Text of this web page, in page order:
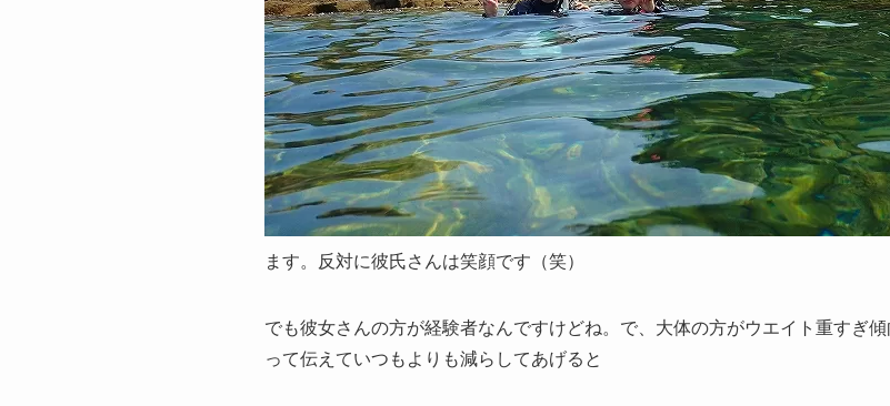
ます。反対に彼氏さんは笑顔です（笑）
でも彼女さんの方が経験者なんですけどね。で、大体の方がウエイト重すぎ
って伝えていつもよりも減らしてあげると